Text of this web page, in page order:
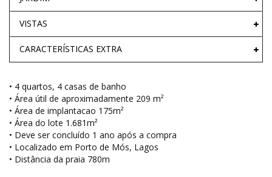
VISTAS
CARACTERÍSTICAS EXTRA
• 4 quartos, 4 casas de banho
• Área útil de aproximadamente 209 m²
• Área de implantacao 175m²
• Área do lote 1.681m²
• Deve ser concluído 1 ano após a compra
• Localizado em Porto de Mós, Lagos
• Distância da praia 780m